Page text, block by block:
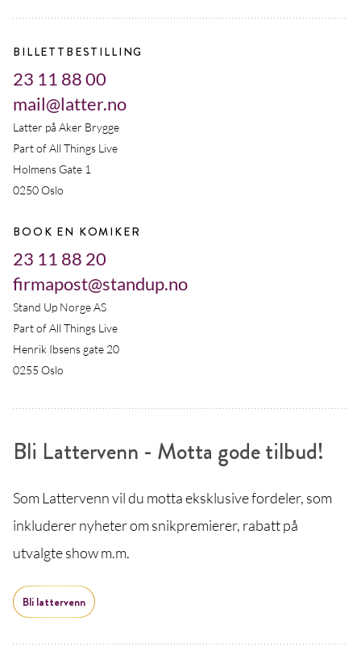
BILLETTBESTILLING
23 11 88 00
mail@latter.no
Latter på Aker Brygge
Part of All Things Live
Holmens Gate 1
0250 Oslo
BOOK EN KOMIKER
23 11 88 20
firmapost@standup.no
Stand Up Norge AS
Part of All Things Live
Henrik Ibsens gate 20
0255 Oslo
Bli Lattervenn - Motta gode tilbud!
Som Lattervenn vil du motta eksklusive fordeler, som
inkluderer nyheter om snikpremierer, rabatt på
utvalgte show m.m.
Bli lattervenn